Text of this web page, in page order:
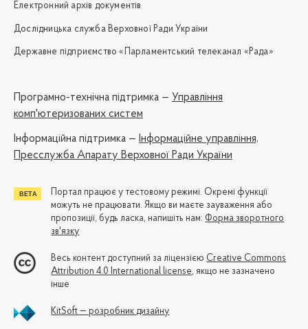
Електронний архів документів
Дослідницька служба Верховної Ради України
Державне підприємство «Парламентський телеканал «Рада»
Програмно-технічна підтримка — Управління
комп'ютеризованих систем
Iнформаційна підтримка — Інформаційне управління,
Пресслужба Апарату Верховної Ради України
Портал працює у тестовому режимі. Окремі функції
можуть не працювати. Якщо ви маєте зауваження або
пропозиції, будь ласка, напишіть нам: Форма зворотного
зв'язку
Весь контент доступний за ліцензією Creative Commons
Attribution 4.0 International license, якщо не зазначено
інше
KitSoft — розробник дизайну